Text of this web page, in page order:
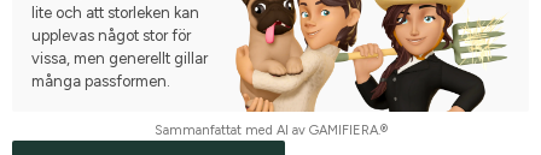
lite och att storleken kan
upplevas något stor för
vissa, men generellt gillar
många passformen.
Sammanfattat med AI av GAMIFIERA.®